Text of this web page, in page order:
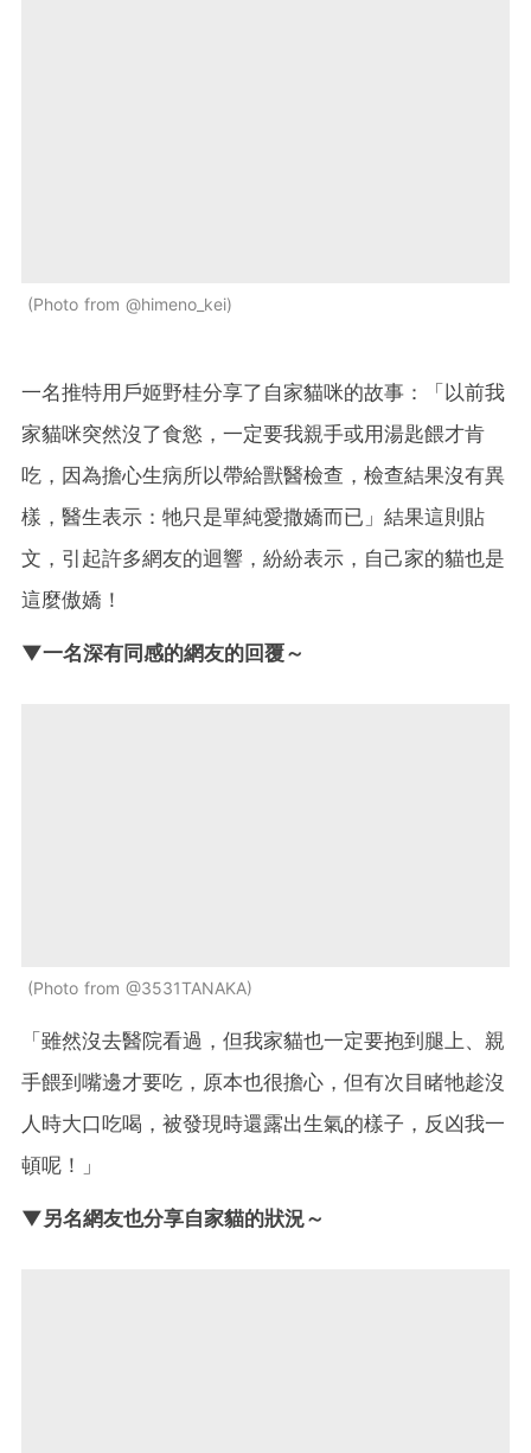
Photo from @himeno_kei
一名推特用戶姬野桂分享了自家貓咪的故事：「以前我
家貓咪突然沒了食慾，一定要我親手或用湯匙餵才肯
吃，因為擔心生病所以帶給獸醫檢查，檢查結果沒有異
樣，醫生表示：牠只是單純愛撒嬌而已」結果這則貼
文，引起許多網友的迴響，紛紛表示，自己家的貓也是
這麼傲嬌！
▼一名深有同感的網友的回覆～
Photo from @3531TANAKA
「雖然沒去醫院看過，但我家貓也一定要抱到腿上、親
手餵到嘴邊才要吃，原本也很擔心，但有次目睹牠趁沒
人時大口吃喝，被發現時還露出生氣的樣子，反凶我一
頓呢！」
▼另名網友也分享自家貓的狀況～